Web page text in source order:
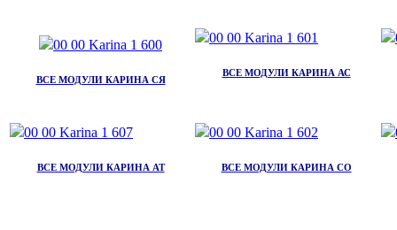
ВСЕ МОДУЛИ КАРИНА СЯ
ВСЕ МОДУЛИ КАРИНА АС
ВСЕ МОДУЛИ КАРИНА АТ ВСЕ МОДУЛИ КАРИНА СО